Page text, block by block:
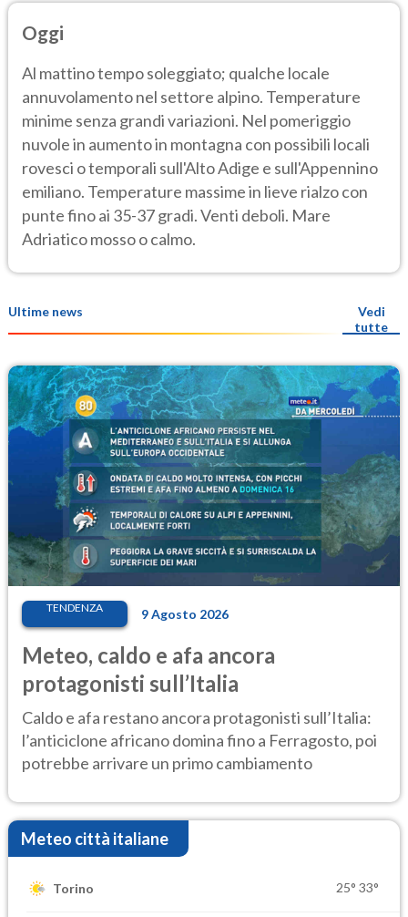
Oggi
Al mattino tempo soleggiato; qualche locale
annuvolamento nel settore alpino. Temperature
minime senza grandi variazioni. Nel pomeriggio
nuvole in aumento in montagna con possibili locali
rovesci o temporali sull'Alto Adige e sull'Appennino
emiliano. Temperature massime in lieve rialzo con
punte fino ai 35-37 gradi. Venti deboli. Mare
Adriatico mosso o calmo.
Ultime news
Vedi
tutte
TENDENZA 9 Agosto 2026
Meteo, caldo e afa ancora
protagonisti sull’Italia
Caldo e afa restano ancora protagonisti sull’Italia:
l’anticiclone africano domina fino a Ferragosto, poi
potrebbe arrivare un primo cambiamento
Meteo città italiane
Torino 25° 33°